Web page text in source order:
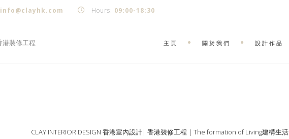
info@clayhk.com Hours: 09:00-18:30
主頁 關於我們 設計作品
CLAY INTERIOR DESIGN 香港室內設計| 香港裝修工程 | The formation of Living建構生活